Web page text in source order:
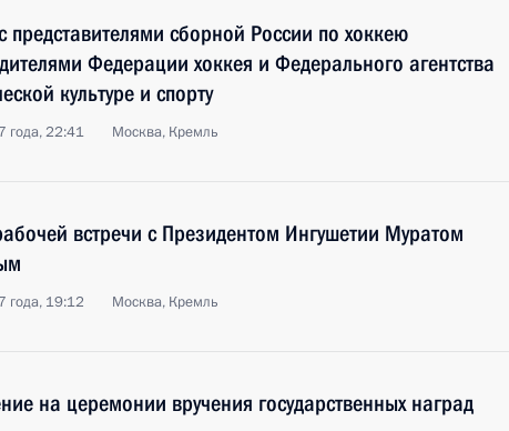
представителями сборной России по хоккею
Федерации хоккея и Федерального агентства
культуре и спорту
года, 22:41 Москва, Кремль
встречи с Президентом Ингушетии Муратом
года, 19:12 Москва, Кремль
на церемонии вручения государственных наград